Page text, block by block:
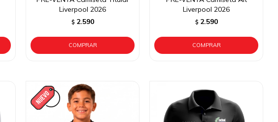
Liverpool 2026
$ 2.590
Liverpool 2026
$ 2.590